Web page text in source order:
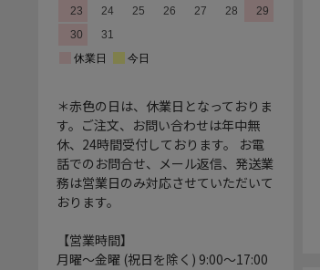
＊赤色の日は、休業日となっておりま
す。ご注文、お問い合わせは年中無
休、24時間受付しております。 お電
話でのお問合せ、メール返信、発送業
務は営業日のみ対応させていただいて
おります。
【営業時間】
月曜～金曜 (祝日を除く) 9:00～17:00